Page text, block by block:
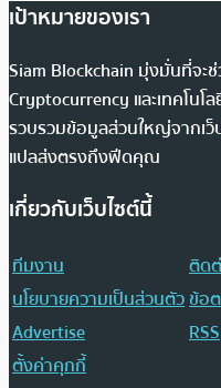
เป้าหมายของเรา
Siam Blockchain มุ่งมั่นที่จะ
Cryptocurrency และเทคโนโ
รวบรวมข้อมูลส่วนใหญ่จากเว็
แปลส่งตรงถึงฟีดคุณ
เกี่ยวกับเว็บไซต์นี้
ทีมงาน
ติด
นโยบายความเป็นส่วนตัวข้อ
Advertise
RSS
ตั้งค่าคุกกี้